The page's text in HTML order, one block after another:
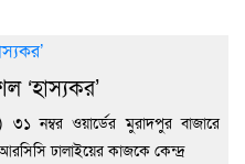
‘হাস্যকর’
নম্বর ওয়ার্ডের মুরাদপুর বাজারে
ঢালাইয়ের কাজকে কেন্দ্র